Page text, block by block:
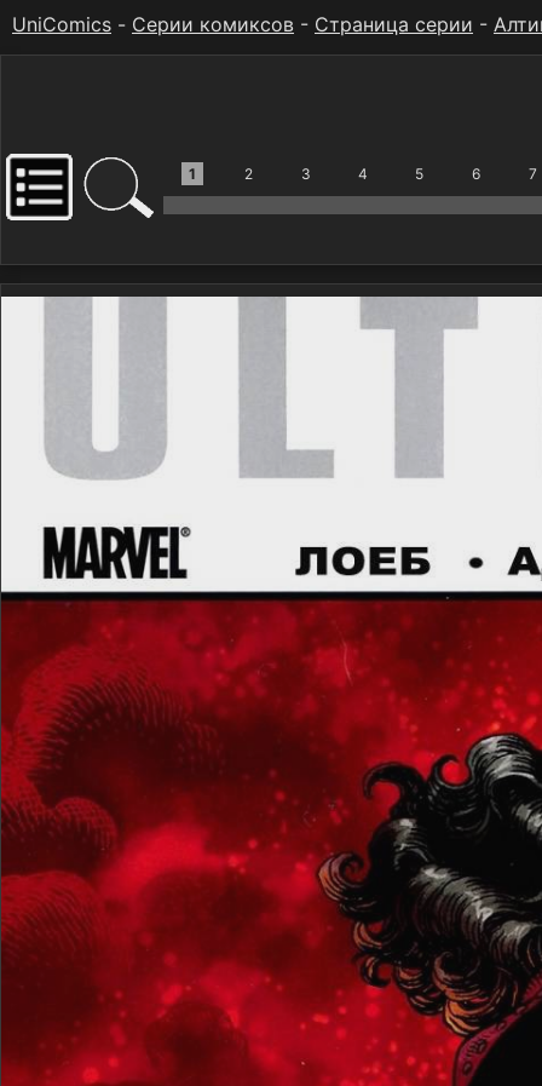
UniComics - Серии комиксов - Страница серии -
1 2 3 4 5 6 7